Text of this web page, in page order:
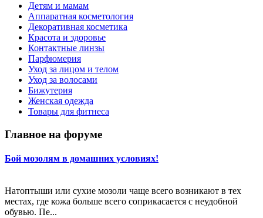
Детям и мамам
Аппаратная косметология
Декоративная косметика
Красота и здоровье
Контактные линзы
Парфюмерия
Уход за лицом и телом
Уход за волосами
Бижутерия
Женская одежда
Товары для фитнеса
Главное на форуме
Бой мозолям в домашних условиях!
Натоптыши или сухие мозоли чаще всего возникают в тех
местах, где кожа больше всего соприкасается с неудобной
обувью. Пе...